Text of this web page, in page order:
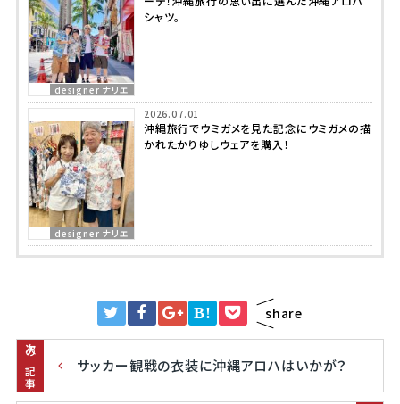
designer ナリエ
シャツ。
designer ナリエ
2026.07.01
沖縄旅行でウミガメを見た記念にウミガメの描
かれたかりゆしウェアを購入！
B! share
次の記事 サッカー観戦の衣装に沖縄アロハはいかが？